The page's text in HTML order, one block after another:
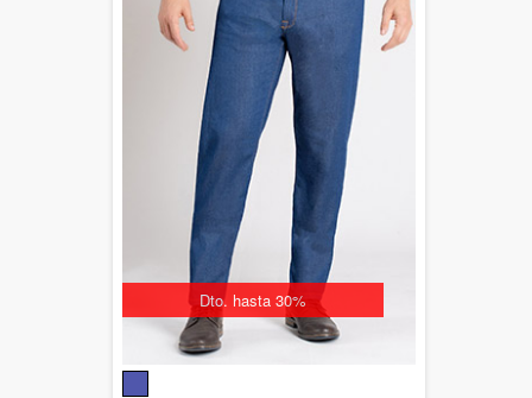
Dto. hasta 30%